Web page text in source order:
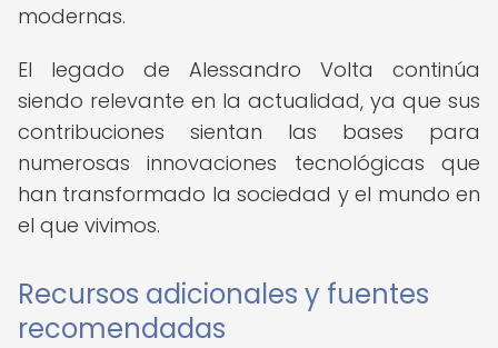
modernas.
El legado de Alessandro Volta continúa
siendo relevante en la actualidad, ya que sus
contribuciones sientan las bases para
numerosas innovaciones tecnológicas que
han transformado la sociedad y el mundo en
el que vivimos.
Recursos adicionales y fuentes
recomendadas